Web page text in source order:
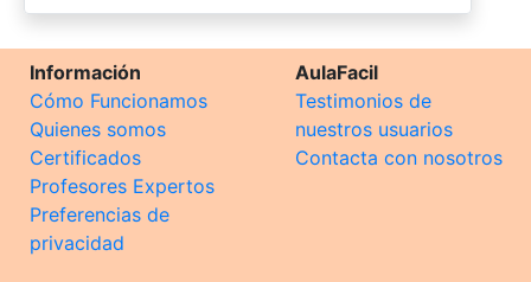
Información
Cómo Funcionamos
Quienes somos
Certificados
Profesores Expertos
Preferencias de
privacidad
AulaFacil
Testimonios de
nuestros usuarios
Contacta con nosotros